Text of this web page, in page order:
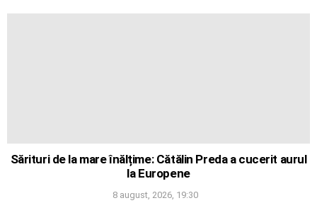
Sărituri de la mare înălțime: Cătălin Preda a cucerit aurul
la Europene
8 august, 2026, 19:30